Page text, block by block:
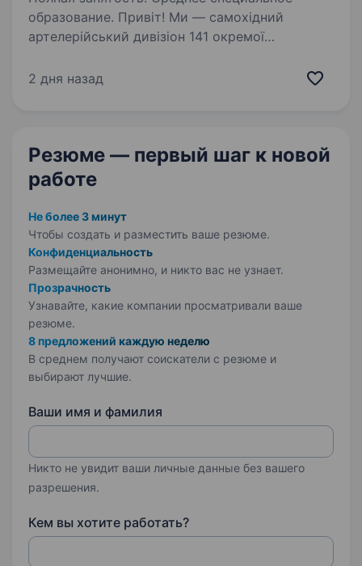
образование. Привіт! Ми — самохідний
артелерійський дивізіон 141 окремої
ефективний підрозділ, який бореться за мир і
2 дня назад
Резюме — первый шаг к новой
работе
Не более 3 минут
Чтобы создать и разместить ваше резюме.
Конфиденциальность
Размещайте анонимно, и никто вас не узнает.
Прозрачность
Узнавайте, какие компании просматривали ваше
резюме.
8 предложений каждую неделю
В среднем получают соискатели с резюме и
выбирают лучшие.
Ваши имя и фамилия
Никто не увидит ваши личные данные без вашего
разрешения.
Кем вы хотите работать?